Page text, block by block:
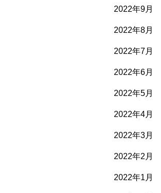
2022年9月
2022年8月
2022年7月
2022年6月
2022年5月
2022年4月
2022年3月
2022年2月
2022年1月